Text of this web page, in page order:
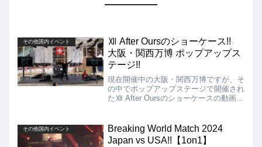
その他国内イベント
Ⅻ After Oursのショーケース!!
大阪・関西万博 ポップアップス
テージ!!
現在開催中の大阪・関西万博ですが、そ
の中でポップアップステージで開催され
たⅫ After Oursのショーケースの動画を
は、一石二鳥でラッキーだったかもしれ
ませんね!!
その他国内イベント
Breaking World Match 2024
Japan vs USA!!【1on1】